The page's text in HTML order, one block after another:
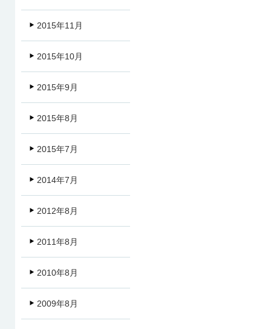
2015年11月
2015年10月
2015年9月
2015年8月
2015年7月
2014年7月
2012年8月
2011年8月
2010年8月
2009年8月